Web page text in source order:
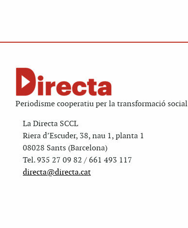
Periodisme cooperatiu per la transformació social
La Directa SCCL
Riera d’Escuder, 38, nau 1, planta 1
08028 Sants (Barcelona)
Tel. 935 27 09 82 / 661 493 117
directa@directa.cat